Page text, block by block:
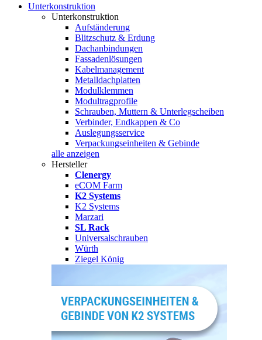
Unterkonstruktion
Unterkonstruktion
Aufständerung
Blitzschutz & Erdung
Dachanbindungen
Fassadenlösungen
Kabelmanagement
Metalldachplatten
Modulklemmen
Modultragprofile
Schrauben, Muttern & Unterlegscheiben
Verbinder, Endkappen & Co
Auslegungsservice
Verpackungseinheiten & Gebinde
alle anzeigen
Hersteller
Clenergy
eCOM Farm
K2 Systems
K2 Systems
Marzari
SL Rack
Universalschrauben
Würth
Ziegel König